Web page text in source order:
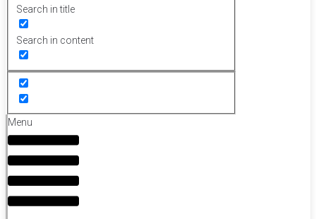
Search in title
Search in content
Menu